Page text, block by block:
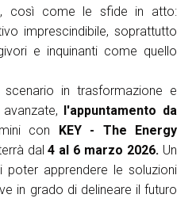
così come le sfide in atto:
imprescindibile, soprattutto
e inquinanti come quello
in trasformazione e
l'appuntamento da
con KEY - The Energy
dal4 al 6 marzo 2026. Un
apprendere le soluzioni
in grado di delineare il futuro